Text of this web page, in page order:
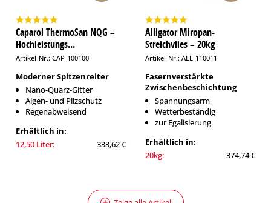
Caparol ThermoSan NQG –
Hochleistungs...
Artikel-Nr.: CAP-100100
Moderner Spitzenreiter
Nano-Quarz-Gitter
Algen- und Pilzschutz
Regenabweisend
Erhältlich in:
12,50 Liter:
333,62 €
Alligator Miropan-
Streichvlies – 20kg
Artikel-Nr.: ALL-110011
Fasernverstärkte
Zwischenbeschichtung
Spannungsarm
Wetterbeständig
zur Egalisierung
Erhältlich in:
20kg:
374,74 €